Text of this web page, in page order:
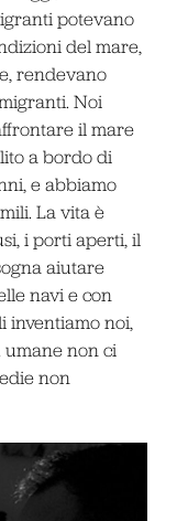
potevano
del mare,
rendevano
Noi
il mare
a bordo di
e abbiamo
La vita è
i porti aperti, il
aiutare
navi e con
inventiamo noi,
umane non ci
non